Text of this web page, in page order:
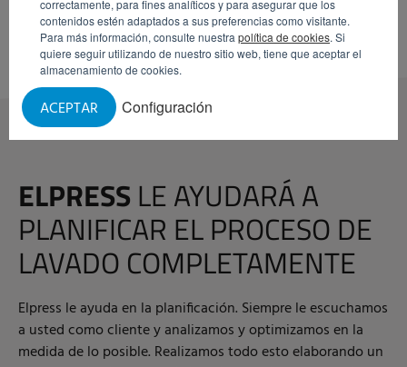
correctamente, para fines analíticos y para asegurar que los
contenidos estén adaptados a sus preferencias como visitante.
Para más información, consulte nuestra política de cookies. Si
quiere seguir utilizando de nuestro sitio web, tiene que aceptar el
almacenamiento de cookies.
Configuración
ACEPTAR
ELPRESS LE AYUDARÁ A
PLANIFICAR EL PROCESO DE
LAVADO COMPLETAMENTE
Elpress le ayuda en la planificación. Siempre le escuchamos
a usted como cliente y analizamos y optimizamos en la
medida de lo posible. Realizamos todo esto elaborando un